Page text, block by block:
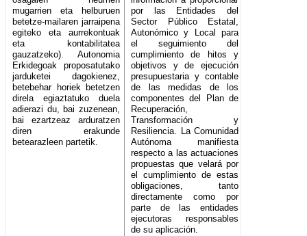
mugarrien eta helburuen
betetze-mailaren jarraipena
egiteko eta aurrekontuak
eta kontabilitatea
gauzatzeko). Autonomia
Erkidegoak proposatutako
jarduketei dagokienez,
betebehar horiek betetzen
direla egiaztatuko duela
adierazi du, bai zuzenean,
bai ezartzeaz arduratzen
diren erakunde
betearazleen partetik.
por las Entidades del
Sector Público Estatal,
Autonómico y Local para
el seguimiento del
cumplimiento de hitos y
objetivos y de ejecución
presupuestaria y contable
de las medidas de los
componentes del Plan de
Recuperación,
Transformación y
Resiliencia. La Comunidad
Autónoma manifiesta
respecto a las actuaciones
propuestas que velará por
el cumplimiento de estas
obligaciones, tanto
directamente como por
parte de las entidades
ejecutoras responsables
de su aplicación.